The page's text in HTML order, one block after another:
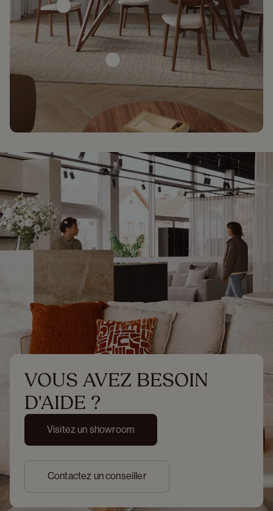
VOUS AVEZ BESOIN
D'AIDE ?
Visitez un showroom
Contactez un conseiller